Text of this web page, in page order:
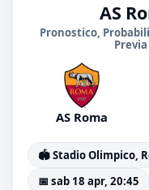
AS
Pronostico,
AS Roma
🏟️ Stadio Olimpico,
📅 sab 18 apr, 20:45